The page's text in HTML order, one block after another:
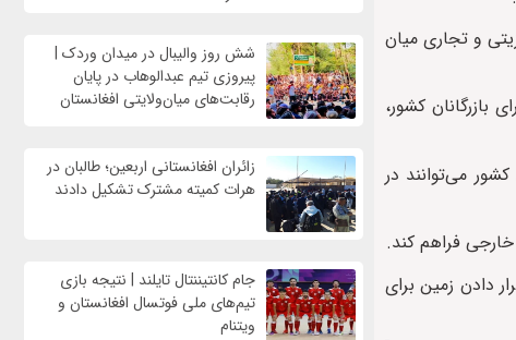
و تجاری میان
کشور،
می‌توانند در
فراهم کند.
دادن زمین برای
شش روز والیبال در میدان وردک |
پیروزی تیم عبدالوهاب در پایان
رقابت‌های میان‌ولایتی افغانستان
زائران افغانستانی اربعین؛ طالبان در
هرات کمیته مشترک تشکیل دادند
جام کانتیننتال تایلند | نتیجه بازی
تیم‌های ملی فوتسال افغانستان و
ویتنام